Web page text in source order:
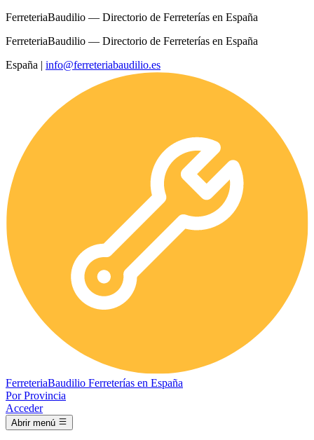
FerreteriaBaudilio — Directorio de Ferreterías en España
FerreteriaBaudilio — Directorio de Ferreterías en España
España | info@ferreteriabaudilio.es
FerreteriaBaudilio Ferreterías en España
Por Provincia
Acceder
Abrir menú